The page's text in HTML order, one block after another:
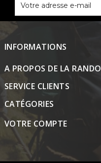
INFORMATIONS
A PROPOS DE LA RANDO
SERVICE CLIENTS
CATÉGORIES
VOTRE COMPTE